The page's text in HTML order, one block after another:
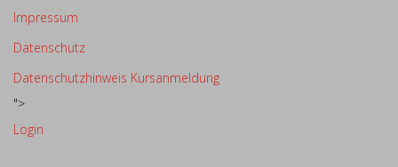
Impressum
Datenschutz
Datenschutzhinweis Kursanmeldung
">
Login